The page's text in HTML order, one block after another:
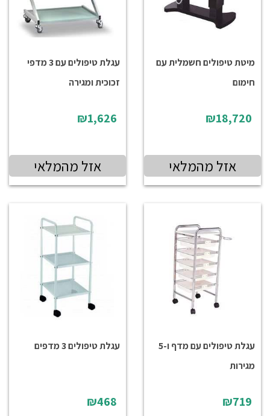
מיטת טיפולים חשמלית עם
חימום
₪18,720
אזל מהמלאי
עגלת טיפולים עם 3 מדפי
זכוכית ומגירה
₪1,626
אזל מהמלאי
עגלת טיפולים עם מדף ו-5
מגירות
₪719
עגלת טיפולים 3 מדפים
₪468